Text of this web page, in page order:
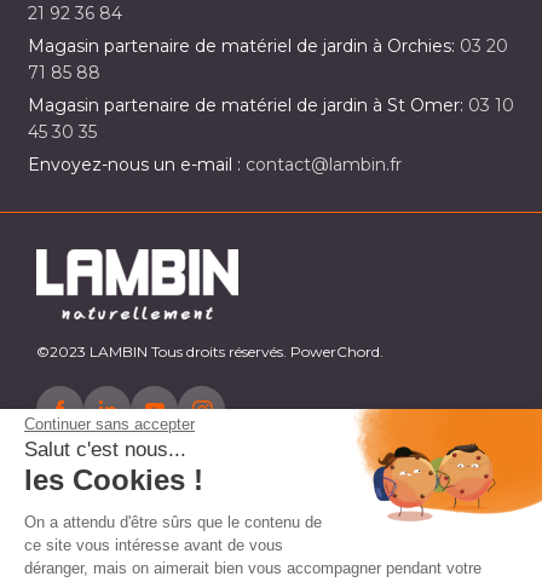
Continuer sans accepter
Salut c'est nous...
les Cookies !
On a attendu d'être sûrs que le contenu de
ce site vous intéresse avant de vous
déranger, mais on aimerait bien vous accompagner pendant votre
21 92 36 84
Magasin partenaire de matériel de jardin à Orchies: 03 20
71 85 88
Magasin partenaire de matériel de jardin à St Omer: 03 10
45 30 35
Envoyez-nous un e-mail : contact@lambin.fr
©2023 LAMBIN Tous droits réservés. PowerChord.